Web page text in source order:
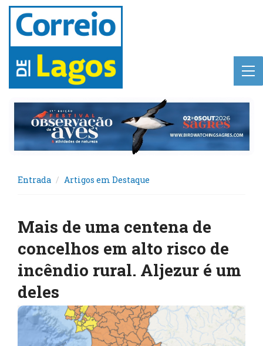
Entrada Artigos em Destaque
Mais de uma centena de
concelhos em alto risco de
incêndio rural. Aljezur é um
deles